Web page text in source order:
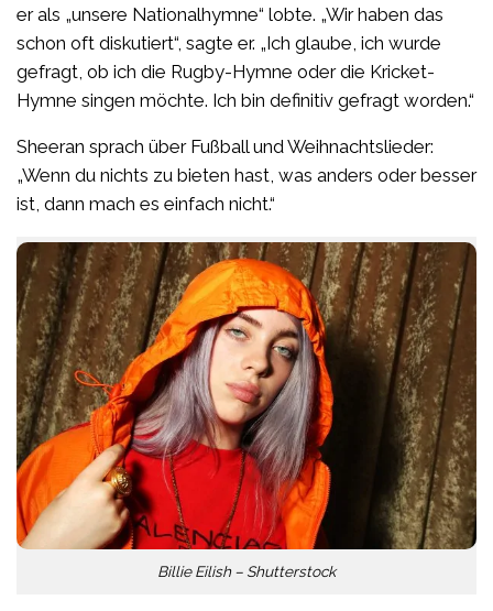
er als „unsere Nationalhymne“ lobte. „Wir haben das
schon oft diskutiert“, sagte er. „Ich glaube, ich wurde
gefragt, ob ich die Rugby-Hymne oder die Kricket-
Hymne singen möchte. Ich bin definitiv gefragt worden.“
Sheeran sprach über Fußball und Weihnachtslieder:
„Wenn du nichts zu bieten hast, was anders oder besser
ist, dann mach es einfach nicht.“
Billie Eilish – Shutterstock